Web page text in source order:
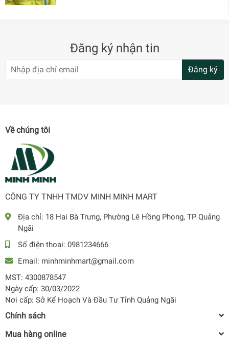
Đăng ký nhận tin
Đăng ký
Về chúng tôi
CÔNG TY TNHH TMDV MINH MINH MART
Địa chỉ: 18 Hai Bà Trưng, Phường Lê Hồng Phong, TP Quảng
Ngãi
Số điện thoại: 0981234666
Email: minhminhmart@gmail.com
MST: 4300878547
Ngày cấp: 30/03/2022
Nơi cấp: Sở Kế Hoạch Và Đầu Tư Tỉnh Quảng Ngãi
Chính sách
Mua hàng online